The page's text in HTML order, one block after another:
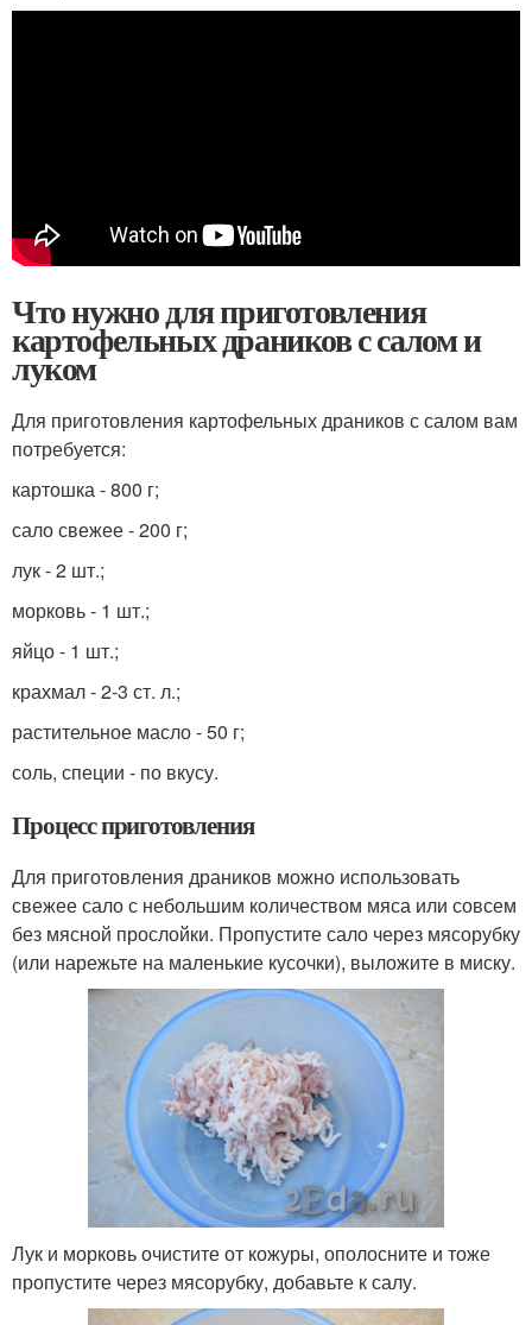
Что нужно для приготовления
картофельных драников с салом и
луком
Для приготовления картофельных драников с салом вам
потребуется:
картошка - 800 г;
сало свежее - 200 г;
лук - 2 шт.;
морковь - 1 шт.;
яйцо - 1 шт.;
крахмал - 2-3 ст. л.;
растительное масло - 50 г;
соль, специи - по вкусу.
Процесс приготовления
Для приготовления драников можно использовать
свежее сало с небольшим количеством мяса или совсем
без мясной прослойки. Пропустите сало через мясорубку
(или нарежьте на маленькие кусочки), выложите в миску.
Лук и морковь очистите от кожуры, ополосните и тоже
пропустите через мясорубку, добавьте к салу.